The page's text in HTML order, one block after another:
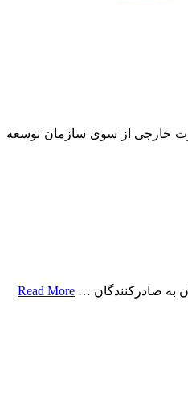
منتخب در حوزه تجارت خارجی از سوی سازمان توسعه
Read More